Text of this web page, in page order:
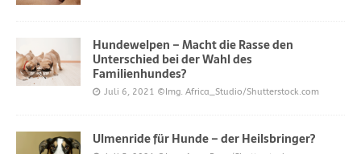
Hundewelpen – Macht die Rasse den
Unterschied bei der Wahl des
Familienhundes?
Juli 6, 2021 ©Img. Africa_Studio/Shutterstock.com
Ulmenride für Hunde – der Heilsbringer?